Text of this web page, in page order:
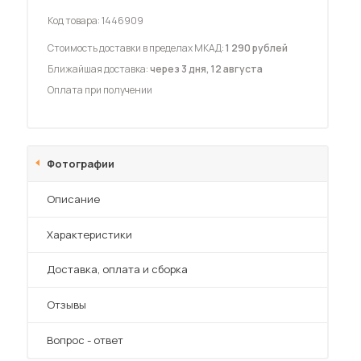
Код товара:1446909
Стоимость доставки в пределах МКАД:1 290 рублей
Ближайшая доставка:через 3 дня, 12 августа
Оплата при получении
Фотографии
Описание
Характеристики
Преимущества
Доставка, оплата и сборка
Отзывы
Вопрос - ответ